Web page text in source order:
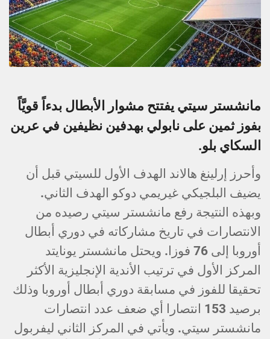
مانشستر سيتي يفتتح مشوار الأبطال بدءاً قويَّاً
بفوز ثمين على نابولي بهدفين نظيفين في عرين
السكاي بلو.
وأحرز إرلينغ هالاند الهدف الأول للسيتي قبل أن
يضيف البلجيكي غيريمي دوكو الهدف الثاني.
وبهذه النتيجة رفع مانشستر سيتي رصيده من
الانتصارات في تاريخ مشاركاته في دوري أبطال
أوروبا إلى 76 فوزا. ويحتل مانشستر يونايتد
المركز الأول في ترتيب الأندية الإنجليزية الأكثر
تحقيقا للفوز في مسابقة دوري أبطال أوروبا وذلك
برصيد 153 انتصارا أي ضعف عدد انتصارات
مانشستر سيتي. ويأتي في المركز الثاني ليفربول